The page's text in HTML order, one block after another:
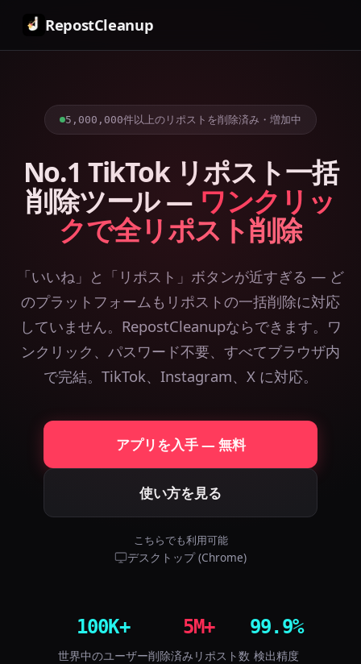
RepostCleanup
5,000,000件以上のリポストを削除済み・増加中
No.1 TikTok リポスト一括
削除ツール — ワンクリッ
クで全リポスト削除
「いいね」と「リポスト」ボタンが近すぎる — ど
のプラットフォームもリポストの一括削除に対応
していません。RepostCleanupならできます。ワ
ンクリック、パスワード不要、すべてブラウザ内
で完結。TikTok、Instagram、X に対応。
アプリを入手 — 無料
使い方を見る
こちらでも利用可能
デスクトップ (Chrome)
100K+
世界中のユーザー
5M+
削除済みリポスト数
99.9%
検出精度